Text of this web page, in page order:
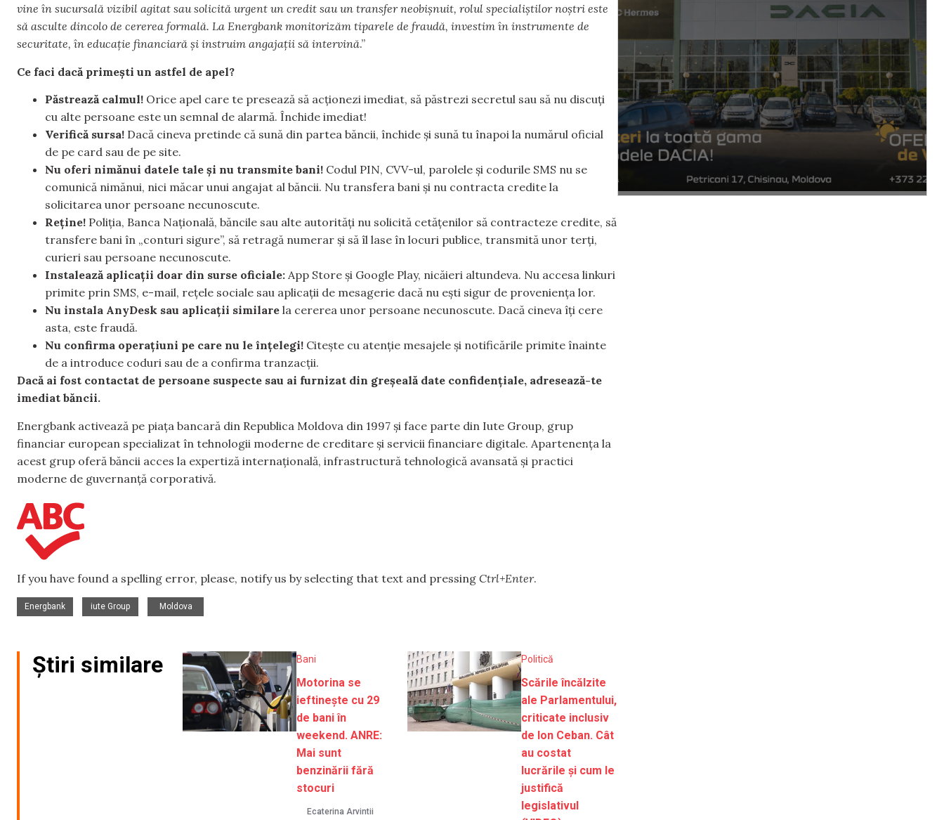
vine în sucursală vizibil agitat sau solicită urgent un credit sau un transfer neobișnuit, rolul specialiștilor noștri este
să asculte dincolo de cererea formală. La Energbank monitorizăm tiparele de fraudă, investim în instrumente de
securitate, în educație financiară și instruim angajații să intervină.”
Ce faci dacă primești un astfel de apel?
Păstrează calmul! Orice apel care te presează să acționezi imediat, să păstrezi secretul sau să nu discuți
cu alte persoane este un semnal de alarmă. Închide imediat!
Verifică sursa! Dacă cineva pretinde că sună din partea băncii, închide și sună tu înapoi la numărul oficial
de pe card sau de pe site.
Nu oferi nimănui datele tale și nu transmite bani! Codul PIN, CVV-ul, parolele și codurile SMS nu se
comunică nimănui, nici măcar unui angajat al băncii. Nu transfera bani și nu contracta credite la
solicitarea unor persoane necunoscute.
Reține! Poliția, Banca Națională, băncile sau alte autorități nu solicită cetățenilor să contracteze credite, să
transfere bani în „conturi sigure”, să retragă numerar și să îl lase în locuri publice, transmită unor terți,
curieri sau persoane necunoscute.
Instalează aplicații doar din surse oficiale: App Store și Google Play, nicăieri altundeva. Nu accesa linkuri
primite prin SMS, e-mail, rețele sociale sau aplicații de mesagerie dacă nu ești sigur de proveniența lor.
Nu instala AnyDesk sau aplicații similare la cererea unor persoane necunoscute. Dacă cineva îți cere
asta, este fraudă.
Nu confirma operațiuni pe care nu le înțelegi! Citește cu atenție mesajele și notificările primite înainte
de a introduce coduri sau de a confirma tranzacții.
Dacă ai fost contactat de persoane suspecte sau ai furnizat din greșeală date confidențiale, adresează-te
imediat băncii.
Energbank activează pe piața bancară din Republica Moldova din 1997 și face parte din Iute Group, grup
financiar european specializat în tehnologii moderne de creditare și servicii financiare digitale. Apartenența la
acest grup oferă băncii acces la expertiză internațională, infrastructură tehnologică avansată și practici
moderne de guvernanță corporativă.
If you have found a spelling error, please, notify us by selecting that text and pressing Ctrl+Enter.
Energbank
iute Group
Moldova
Știri similare Bani
Motorina se
ieftinește cu 29
de bani în
weekend. ANRE:
Mai sunt
benzinării fără
stocuri
Ecaterina Arvintii
Politică
Scările încălzite
ale Parlamentului,
criticate inclusiv
de Ion Ceban. Cât
au costat
lucrările și cum le
justifică
legislativul